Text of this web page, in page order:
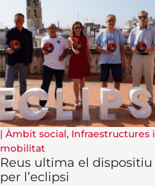
| Àmbit social, Infraestructures i
mobilitat
Reus ultima el dispositiu
per l’eclipsi